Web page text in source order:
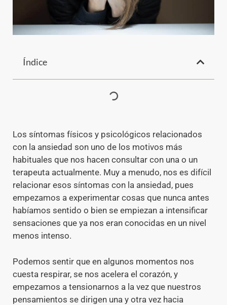
Índice
Los síntomas físicos y psicológicos relacionados
con la ansiedad son uno de los motivos más
habituales que nos hacen consultar con una o un
terapeuta actualmente. Muy a menudo, nos es difícil
relacionar esos síntomas con la ansiedad, pues
empezamos a experimentar cosas que nunca antes
habíamos sentido o bien se empiezan a intensificar
sensaciones que ya nos eran conocidas en un nivel
menos intenso.
Podemos sentir que en algunos momentos nos
cuesta respirar, se nos acelera el corazón, y
empezamos a tensionarnos a la vez que nuestros
pensamientos se dirigen una y otra vez hacia